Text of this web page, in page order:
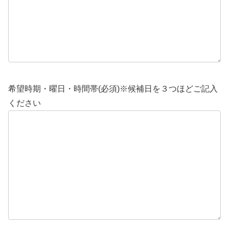
希望時期・曜日・時間帯(必須)※候補日を３つほどご記入
ください